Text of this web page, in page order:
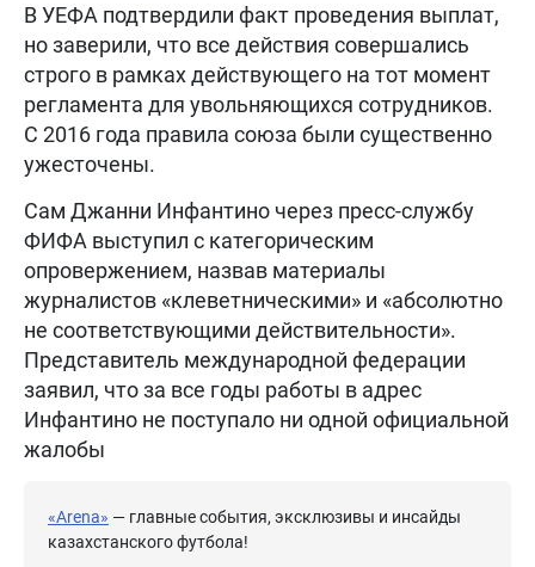
В УЕФА подтвердили факт проведения выплат,
но заверили, что все действия совершались
строго в рамках действующего на тот момент
регламента для увольняющихся сотрудников.
С 2016 года правила союза были существенно
ужесточены.
Сам Джанни Инфантино через пресс-службу
ФИФА выступил с категорическим
опровержением, назвав материалы
журналистов «клеветническими» и «абсолютно
не соответствующими действительности».
Представитель международной федерации
заявил, что за все годы работы в адрес
Инфантино не поступало ни одной официальной
жалобы
«Arena» — главные события, эксклюзивы и инсайды
казахстанского футбола!